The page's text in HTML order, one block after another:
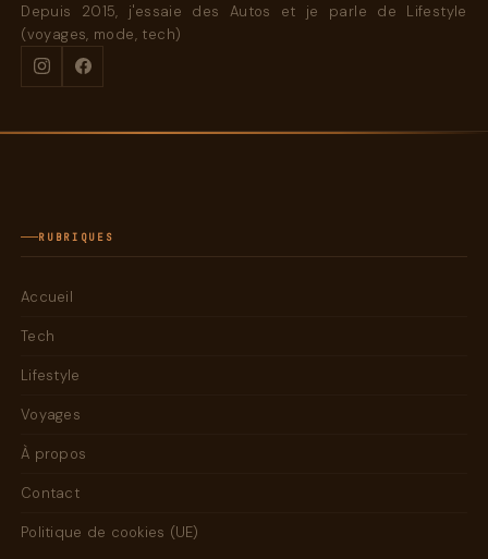
Depuis 2015, j'essaie des Autos et je parle de Lifestyle
(voyages, mode, tech)
RUBRIQUES
Accueil
Tech
Lifestyle
Voyages
À propos
Contact
Politique de cookies (UE)